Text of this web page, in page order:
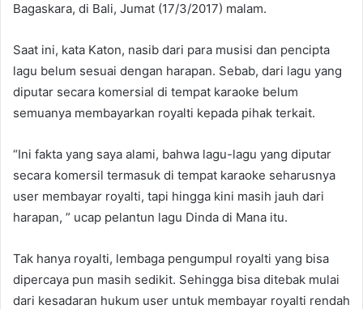
Bagaskara, di Bali, Jumat (17/3/2017) malam.
Saat ini, kata Katon, nasib dari para musisi dan pencipta
lagu belum sesuai dengan harapan. Sebab, dari lagu yang
diputar secara komersial di tempat karaoke belum
semuanya membayarkan royalti kepada pihak terkait.
“Ini fakta yang saya alami, bahwa lagu-lagu yang diputar
secara komersil termasuk di tempat karaoke seharusnya
user membayar royalti, tapi hingga kini masih jauh dari
harapan, ” ucap pelantun lagu Dinda di Mana itu.
Tak hanya royalti, lembaga pengumpul royalti yang bisa
dipercaya pun masih sedikit. Sehingga bisa ditebak mulai
dari kesadaran hukum user untuk membayar royalti rendah